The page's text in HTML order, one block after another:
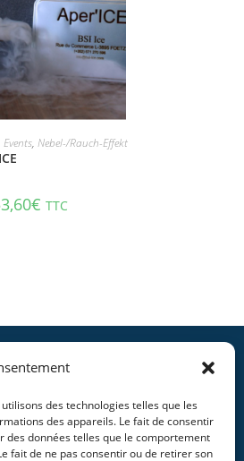
des technologies telles que les
des appareils. Le fait de consentir
données telles que le comportement
fait de ne pas consentir ou de retirer son
Events, Nebel-/Rauch-Effekt
€ TTC